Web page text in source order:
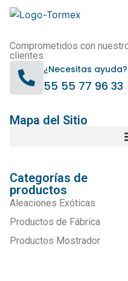
Comprometidos con
clientes.
¿Necesitas
55 55 77 96 33
Mapa del Sitio
Categorías de
productos
Aleaciones Exóticas
Productos de Fábrica
Productos Mostrador